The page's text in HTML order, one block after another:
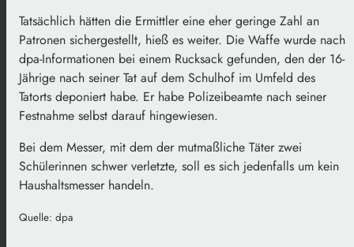
Tatsächlich hätten die Ermittler eine eher geringe Zahl an
Patronen sichergestellt, hieß es weiter. Die Waffe wurde nach
dpa-Informationen bei einem Rucksack gefunden, den der 16-
Jährige nach seiner Tat auf dem Schulhof im Umfeld des
Tatorts deponiert habe. Er habe Polizeibeamte nach seiner
Festnahme selbst darauf hingewiesen.
Bei dem Messer, mit dem der mutmaßliche Täter zwei
Schülerinnen schwer verletzte, soll es sich jedenfalls um kein
Haushaltsmesser handeln.
Quelle: dpa